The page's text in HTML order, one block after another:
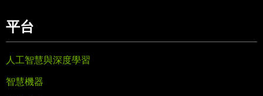
平台
人工智慧與深度學習
智慧機器